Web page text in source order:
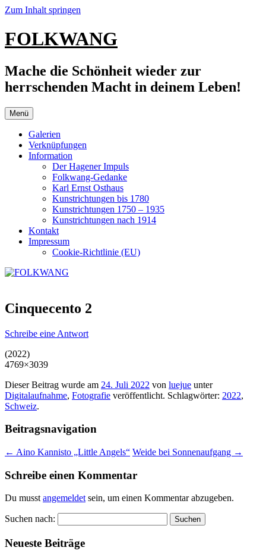
Zum Inhalt springen
FOLKWANG
Mache die Schönheit wieder zur
herrschenden Macht in deinem Leben!
Menü
Galerien
Verknüpfungen
Information
Der Hagener Impuls
Folkwang-Gedanke
Karl Ernst Osthaus
Kunstrichtungen bis 1780
Kunstrichtungen 1750 – 1935
Kunstrichtungen nach 1914
Kontakt
Impressum
Cookie-Richtlinie (EU)
Cinquecento 2
Schreibe eine Antwort
(2022)
4769×3039
Dieser Beitrag wurde am 24. Juli 2022 von luejue unter
Digitalaufnahme, Fotografie veröffentlicht. Schlagwörter: 2022,
Schweiz.
Beitragsnavigation
← Aino Kannisto „Little Angels“ Weide bei Sonnenaufgang →
Schreibe einen Kommentar
Du musstangemeldetsein, um einen Kommentar abzugeben.
Suchen nach:
Neueste Beiträge